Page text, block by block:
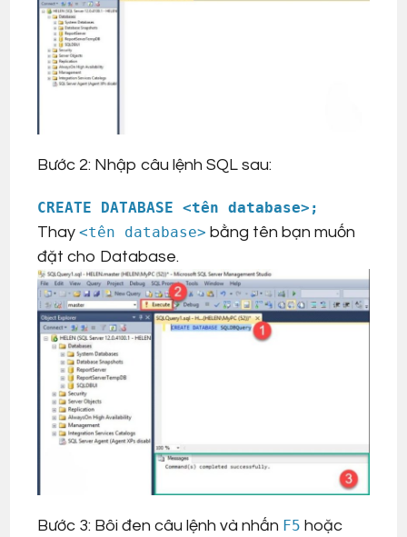
Bước 2: Nhập câu lệnh SQL sau:
CREATE DATABASE<tên database> ;
Thay<tên database> bằng tên bạn muốn
đặt cho Database.
Bước 3: Bôi đen câu lệnh và nhấn F5 hoặc